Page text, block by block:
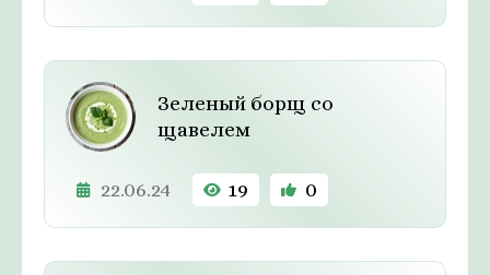
Зеленый борщ со
щавелем
22.06.24 19 0